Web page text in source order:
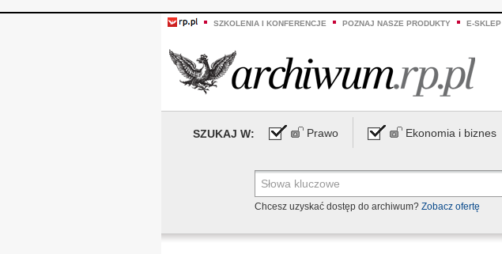
SZKOLENIA I KONFERENCJE POZNAJ NASZE PRODUKTY E-SKLEP
SZUKAJ W: Prawo Ekonomia i biznes
Chcesz uzyskać dostęp do archiwum? Zobacz ofertę